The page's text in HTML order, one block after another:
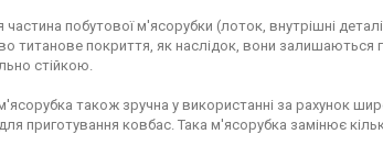
частина побутової м'ясорубки (лоток, внутрішні
титанове покриття, як наслідок, вони залишаються
стійкою.
також зручна у використанні за рахунок
приготування ковбас. Така м'ясорубка замінює